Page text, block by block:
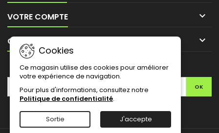
VOTRE COMPTE 
CONTACT 
Cookies
Ce magasin utilise des cookies pour améliorer
votre expérience de navigation.
Pour plus d'informations, consultez notre
Politique de confidentialité.
Sortie J'accepte
LETTRE D'INFORMATIONS
FacebookTwitterYouTubePinterestInstagram